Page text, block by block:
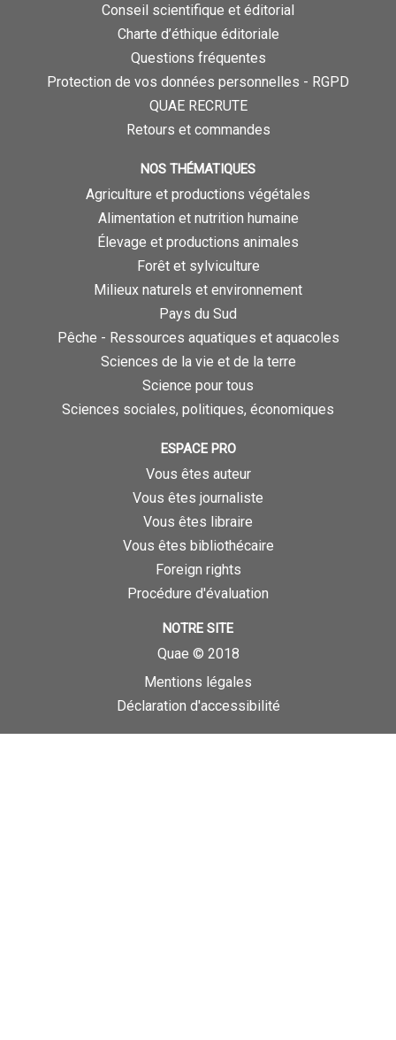
Conseil scientifique et éditorial
Charte d’éthique éditoriale
Questions fréquentes
Protection de vos données personnelles - RGPD
QUAE RECRUTE
Retours et commandes
NOS THÉMATIQUES
Agriculture et productions végétales
Alimentation et nutrition humaine
Élevage et productions animales
Forêt et sylviculture
Milieux naturels et environnement
Pays du Sud
Pêche - Ressources aquatiques et aquacoles
Sciences de la vie et de la terre
Science pour tous
Sciences sociales, politiques, économiques
ESPACE PRO
Vous êtes auteur
Vous êtes journaliste
Vous êtes libraire
Vous êtes bibliothécaire
Foreign rights
Procédure d'évaluation
NOTRE SITE
Quae © 2018
Mentions légales
Déclaration d'accessibilité